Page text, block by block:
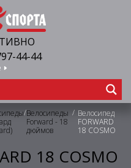
44-44
/Велосипеды
Forward - 18
дюймов
/ Велосипед
FORWARD
18 COSMO
18 COSMO